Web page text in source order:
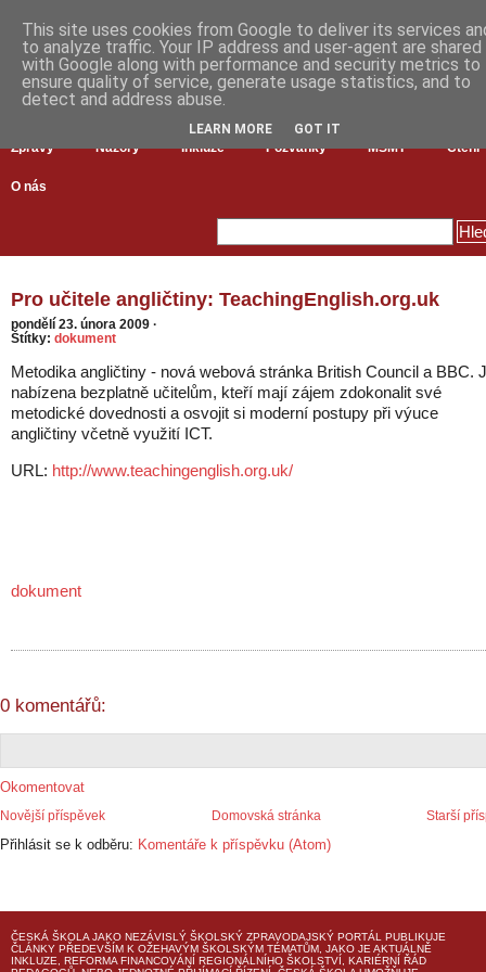
Zprávy Názory Inkluze Pozvánky MŠMT Čtení
O nás
Pro učitele angličtiny: TeachingEnglish.org.uk
pondělí 23. února 2009 ·
Štítky: dokument
Metodika angličtiny - nová webová stránka British Council a BBC.
nabízena bezplatně učitelům, kteří mají zájem zdokonalit své
metodické dovednosti a osvojit si moderní postupy při výuce
angličtiny včetně využití ICT.
URL: http://www.teachingenglish.org.uk/
dokument
0 komentářů:
Okomentovat
Novější příspěvek Starší
Domovská stránka
Přihlásit se k odběru: Komentáře k příspěvku (Atom)
ČESKÁ ŠKOLA JAKO NEZÁVISLÝ ŠKOLSKÝ ZPRAVODAJSKÝ PORTÁL PUBLIKUJE
ČLÁNKY PŘEDEVŠÍM K OŽEHAVÝM ŠKOLSKÝM TÉMATŮM, JAKO JE AKTUÁLNĚ
INKLUZE, REFORMA FINANCOVÁNÍ REGIONÁLNÍHO ŠKOLSTVÍ, KARIÉRNÍ ŘÁD
This site uses cookies from Google to deliver its services
to analyze traffic. Your IP address and user-agent are shared
with Google along with performance and security metrics to
ensure quality of service, generate usage statistics, and to
detect and address abuse.
LEARN MORE GOT IT